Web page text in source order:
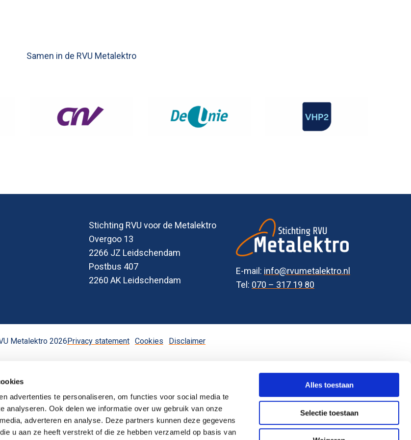
advertenties te personaliseren, om functies voor social media te
analyseren. Ook delen we informatie over uw gebruik van onze
adverteren en analyse. Deze partners kunnen deze gegevens
u aan ze heeft verstrekt of die ze hebben verzameld op basis van
Alles toestaan
Selectie toestaan
Samen in de RVU Metalektro
Stichting RVU voor de Metalektro
Overgoo 13
2266 JZ Leidschendam
Postbus 407
2260 AK Leidschendam
E-mail: info@rvumetalektro.nl
Tel: 070 – 317 19 80
Metalektro 2026Privacy statement Cookies Disclaimer